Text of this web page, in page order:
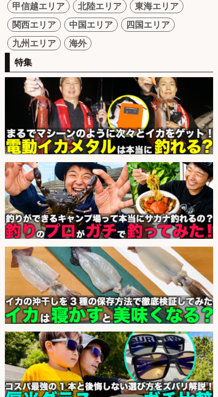
甲信越エリア
北陸エリア
東海エリア
関西エリア
中国エリア
四国エリア
九州エリア
海外
特集